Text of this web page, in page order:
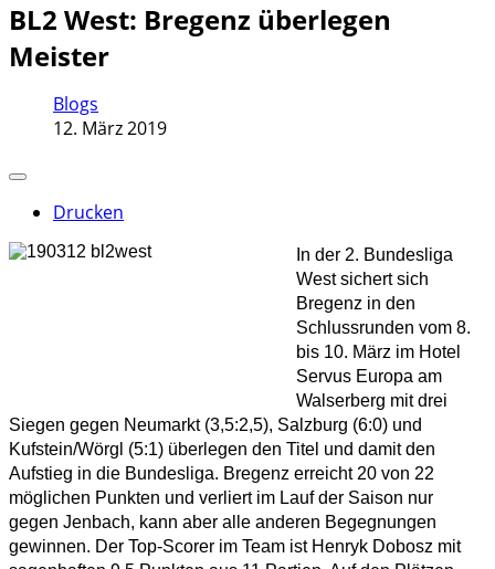
BL2 West: Bregenz überlegen
Meister
Blogs
12. März 2019
Drucken
In der 2. Bundesliga
West sichert sich
Bregenz in den
Schlussrunden vom 8.
bis 10. März im Hotel
Servus Europa am
Walserberg mit drei
Siegen gegen Neumarkt (3,5:2,5), Salzburg (6:0) und
Kufstein/Wörgl (5:1) überlegen den Titel und damit den
Aufstieg in die Bundesliga. Bregenz erreicht 20 von 22
möglichen Punkten und verliert im Lauf der Saison nur
gegen Jenbach, kann aber alle anderen Begegnungen
gewinnen. Der Top-Scorer im Team ist Henryk Dobosz mit